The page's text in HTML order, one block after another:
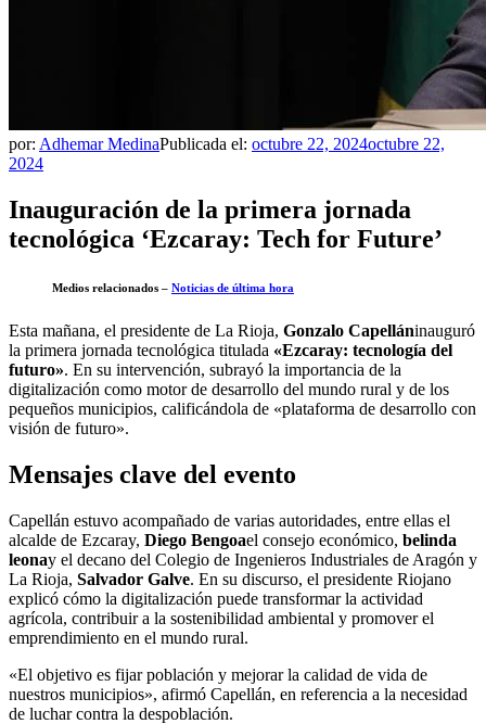
por: Adhemar MedinaPublicada el: octubre 22, 2024octubre 22,
2024
Inauguración de la primera jornada
tecnológica ‘Ezcaray: Tech for Future’
Medios relacionados – Noticias de última hora
Esta mañana, el presidente de La Rioja, Gonzalo Capelláninauguró
la primera jornada tecnológica titulada «Ezcaray: tecnología del
futuro». En su intervención, subrayó la importancia de la
digitalización como motor de desarrollo del mundo rural y de los
pequeños municipios, calificándola de «plataforma de desarrollo con
visión de futuro».
Mensajes clave del evento
Capellán estuvo acompañado de varias autoridades, entre ellas el
alcalde de Ezcaray, Diego Bengoael consejo económico, belinda
leonay el decano del Colegio de Ingenieros Industriales de Aragón y
La Rioja, Salvador Galve. En su discurso, el presidente Riojano
explicó cómo la digitalización puede transformar la actividad
agrícola, contribuir a la sostenibilidad ambiental y promover el
emprendimiento en el mundo rural.
«El objetivo es fijar población y mejorar la calidad de vida de
nuestros municipios», afirmó Capellán, en referencia a la necesidad
de luchar contra la despoblación.